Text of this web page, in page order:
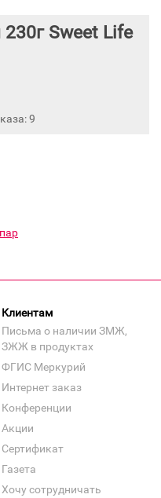
Sweet Life
9
Клиентам
Письма о наличии ЗМЖ,
ЗЖЖ в продуктах
ФГИС Меркурий
Интернет заказ
Конференции
Акции
Сертификат
Газета
Хочу сотрудничать